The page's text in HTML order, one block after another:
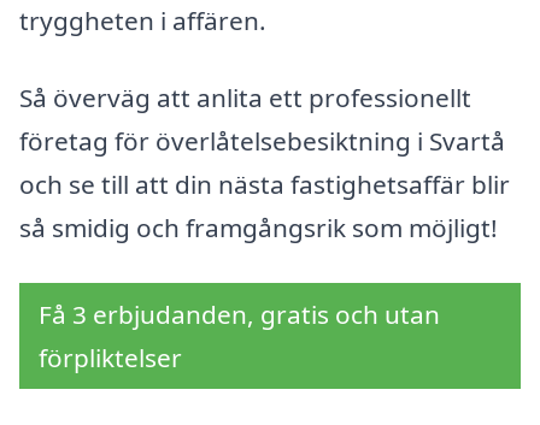
tryggheten i affären.
Så överväg att anlita ett professionellt
företag för överlåtelsebesiktning i Svartå
och se till att din nästa fastighetsaffär blir
så smidig och framgångsrik som möjligt!
Få 3 erbjudanden, gratis och utan
förpliktelser